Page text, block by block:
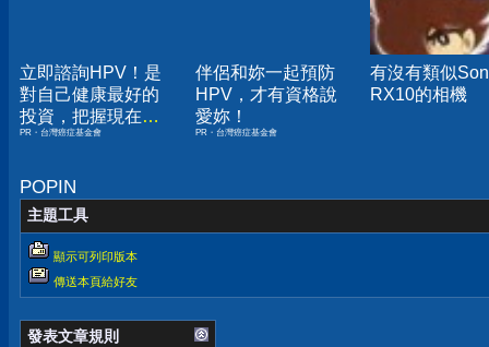
立即諮詢HPV！是
對自己健康最好的
投資，把握現在不
嫌晚！
PR・台灣癌症基金會
伴侶和妳一起預防
HPV，才有資格說
愛妳！
PR・台灣癌症基金會
有沒有類似
RX10的相機
POPIN
主題工具
顯示可列印版本
傳送本頁給好友
發表文章規則